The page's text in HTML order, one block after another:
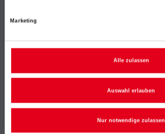
Marketing
Alle zulassen
Auswahl erlauben
Nur notwendige zulassen
Trockenbau
Putze- und Spachtelmassen
Wand- & Deckenbeläge
Verbrauchsmaterialien